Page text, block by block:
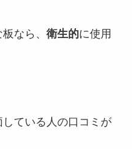
なら、 衛生的に使用
ている人の口コミが